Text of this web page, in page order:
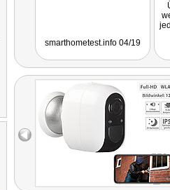
smarthometest.info 04/19